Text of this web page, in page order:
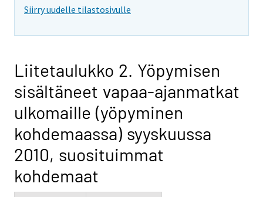
Siirry uudelle tilastosivulle
Liitetaulukko 2. Yöpymisen
sisältäneet vapaa-ajanmatkat
ulkomaille (yöpyminen
kohdemaassa) syyskuussa
2010, suosituimmat
kohdemaat